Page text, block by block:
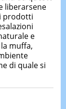
liberarsene
prodotti
e
muffa,
di quale si